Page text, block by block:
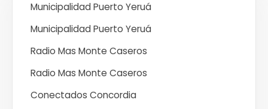
Municipalidad Puerto Yeruá
Municipalidad Puerto Yeruá
Radio Mas Monte Caseros
Radio Mas Monte Caseros
Conectados Concordia